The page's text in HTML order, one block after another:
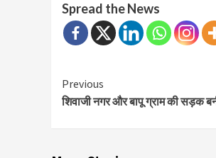
Spread the News
Continue
Reading
Previous
शिवाजी नगर और बापू ग्राम की सड़क